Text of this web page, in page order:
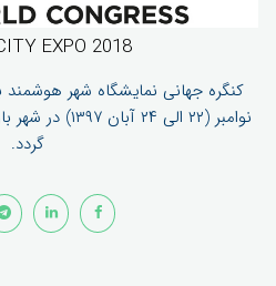
EXPO 2018
نوامبر (۲۲ الی
گردد.